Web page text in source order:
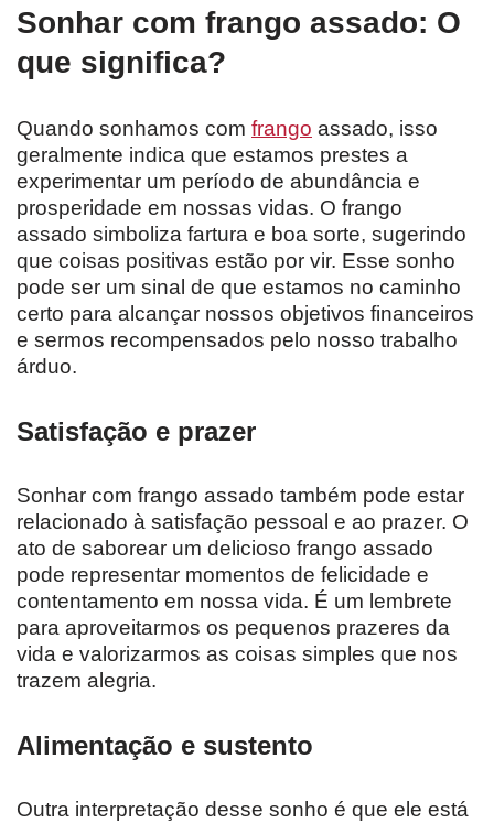
Sonhar com frango assado: O
que significa?
Quando sonhamos com frango assado, isso
geralmente indica que estamos prestes a
experimentar um período de abundância e
prosperidade em nossas vidas. O frango
assado simboliza fartura e boa sorte, sugerindo
que coisas positivas estão por vir. Esse sonho
pode ser um sinal de que estamos no caminho
certo para alcançar nossos objetivos financeiros
e sermos recompensados pelo nosso trabalho
árduo.
Satisfação e prazer
Sonhar com frango assado também pode estar
relacionado à satisfação pessoal e ao prazer. O
ato de saborear um delicioso frango assado
pode representar momentos de felicidade e
contentamento em nossa vida. É um lembrete
para aproveitarmos os pequenos prazeres da
vida e valorizarmos as coisas simples que nos
trazem alegria.
Alimentação e sustento
Outra interpretação desse sonho é que ele está